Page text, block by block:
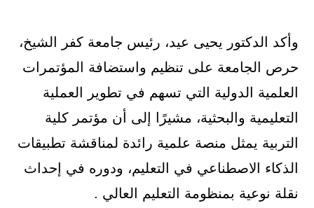
وأكد الدكتور يحيى عيد، رئيس جامعة كفر الشيخ،
حرص الجامعة على تنظيم واستضافة المؤتمرات
العلمية الدولية التي تسهم في تطوير العملية
التعليمية والبحثية، مشيرًا إلى أن مؤتمر كلية
التربية يمثل منصة علمية رائدة لمناقشة تطبيقات
الذكاء الاصطناعي في التعليم، ودوره في إحداث
نقلة نوعية بمنظومة التعليم العالي .